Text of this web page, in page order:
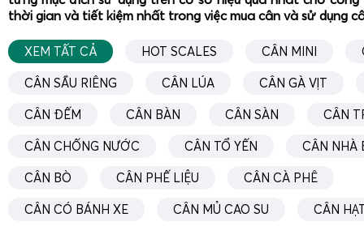
Cân điện tử cân gà vịt Gia Phát
này rất quan trọng, bởi môi trường chăn nuôi thường có
nước. Nếu cân không được trang bị tính năng này, nó
Nhờ vào tính năng này, cả người dùng và chủ trang
dụng mà không lo lắng về việc cân sẽ hỏng khi tiếp xúc
bền và tuổi thọ của thiết bị.
thời gian và tiết kiệm nhất trong việc mua cân và sử dụng
XEM TẤT CẢ HOT SCALES CÂN MINI
CÂN SẦU RIÊNG CÂN LÚA CÂN GÀ VỊT
CÂN ĐẾM CÂN BÀN CÂN SÀN CÂN
CÂN CHỐNG NƯỚC CÂN TỔ YẾN CÂN NHÀ
CÂN BÒ CÂN PHẾ LIỆU CÂN CÀ PHÊ
CÂN CÓ BÁNH XE CÂN MỦ CAO SU CÂN